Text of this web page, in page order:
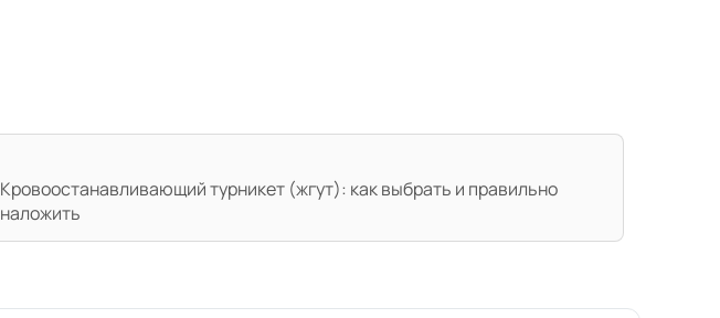
Кровоостанавливающий турникет (жгут): как выбрать и правильно
наложить